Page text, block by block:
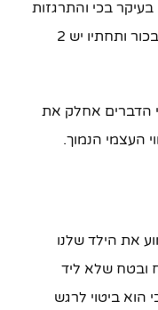
בכי והתרגזות
ובריחה מהסיטואציה. אציין שהוא הבכור ותחתיו יש 2
הדברים אחלק את
העצמי הנמוך.
את הילד שלנו
ובטח שלא ליד
הוא ביטוי לרגש